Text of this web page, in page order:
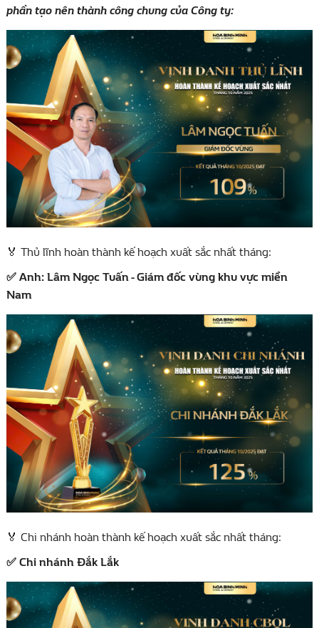
phần tạo nên thành công chung của Công ty:
🏅 Thủ lĩnh hoàn thành kế hoạch xuất sắc nhất tháng:
✅Anh: Lâm Ngọc Tuấn - Giám đốc vùng khu vực miền
Nam
🏅 Chi nhánh hoàn thành kế hoạch xuất sắc nhất tháng:
✅Chi nhánh Đắk Lắk